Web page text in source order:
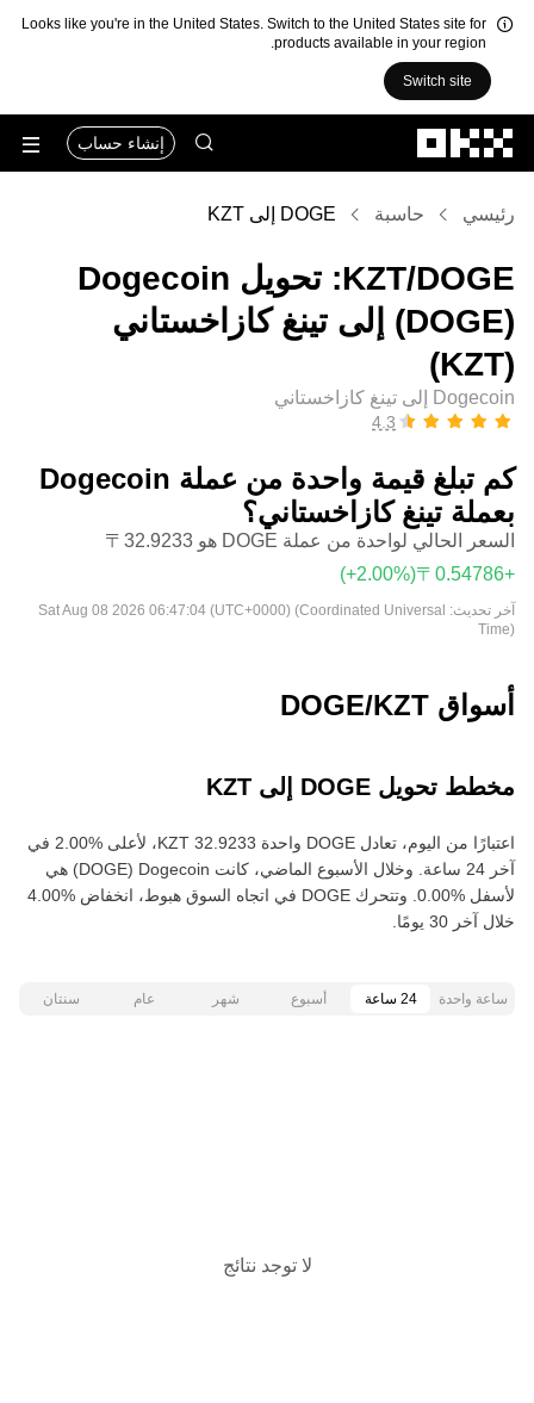
Looks like you're in the United States. Switch to the United States site for
products available in your region.
Switch site
إنشاء حساب
رئيسي حاسبة DOGE إلى KZT
‏DOGE/‏KZT: تحويل ‏Dogecoin
(‏DOGE) إلى ‏تينغ كازاخستاني
(‏KZT)
Dogecoin إلى تينغ كازاخستاني
كم تبلغ قيمة واحدة من عملة ‏Dogecoin
بعملة ‏تينغ كازاخستاني؟
السعر الحالي لواحدة من عملة DOGE هو ‏‎‏‎32.9233‏‏〒‏
(‏‎+2.00‎%‎‏)
آخر تحديث: Sat Aug 08 2026 06:47:04 (UTC+0000) (Coordinated Universal
Time)
أسواق DOGE/KZT
مخطط تحويل DOGE إلى KZT
اعتبارًا من اليوم، تعادل DOGE واحدة ‏‎‏‎32.9233‏‏ KZT‏، لأعلى‏ ‏‎2.00‎%‎‏ في
آخر 24 ساعة. وخلال الأسبوع الماضي، كانت Dogecoin‏ (DOGE) هي
خلال آخر 30 يومًا.
ساعة واحدة 24 ساعة أسبوع شهر عام سنتان
لا توجد نتائج